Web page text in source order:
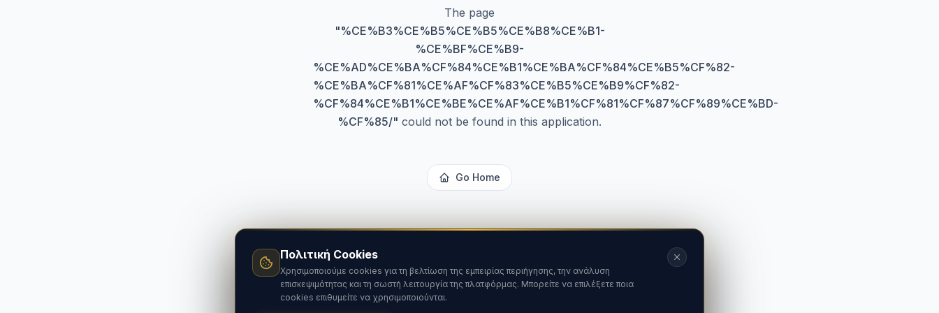
The page
"%CE%B3%CE%B5%CE%B5%CE%B8%CE%B1-
%CE%BF%CE%B9-
%CE%AD%CE%BA%CF%84%CE%B1%CE%BA%CF%84%CE%B5%CF%82-
%CE%BA%CF%81%CE%AF%CF%83%CE%B5%CE%B9%CF%82-
%CF%84%CE%B1%CE%BE%CE%AF%CE%B1%CF%81%CF%87%CF%89%CE%BD-
%CF%85/" could not be found in this application.
Go Home
Πολιτική Cookies
Χρησιμοποιούμε cookies για τη βελτίωση της εμπειρίας περιήγησης, την ανάλυση
επισκεψιμότητας και τη σωστή λειτουργία της πλατφόρμας. Μπορείτε να επιλέξετε ποια
cookies επιθυμείτε να χρησιμοποιούνται.